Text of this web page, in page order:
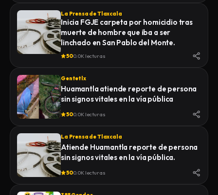
La Prensa de Tlaxcala
Inicia FGJE carpeta por homicidio tras
muerte de hombre que iba a ser
linchado en San Pablo del Monte.
500.0K lecturas
Gentetlx
Huamantla atiende reporte de persona
sin signos vitales en la vía pública
500.0K lecturas
La Prensa de Tlaxcala
Atiende Huamantla reporte de persona
sin signos vitales en la vía pública.
500.0K lecturas